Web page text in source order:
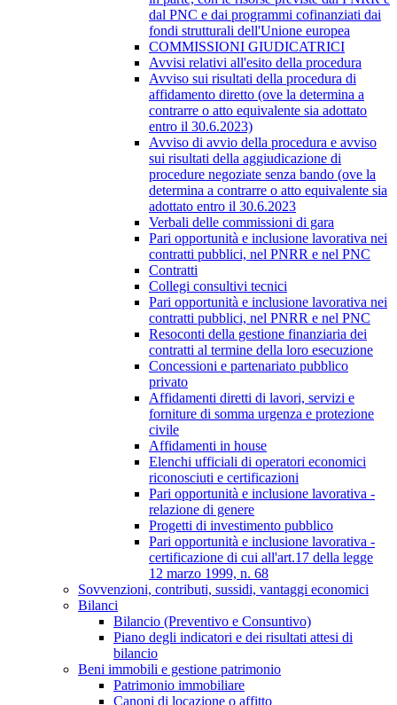
dal PNC e dai programmi cofinanziati dai
fondi strutturali dell'Unione europea
COMMISSIONI GIUDICATRICI
Avvisi relativi all'esito della procedura
Avviso sui risultati della procedura di
affidamento diretto (ove la determina a
contrarre o atto equivalente sia adottato
entro il 30.6.2023)
Avviso di avvio della procedura e avviso
sui risultati della aggiudicazione di
procedure negoziate senza bando (ove la
determina a contrarre o atto equivalente sia
adottato entro il 30.6.2023
Verbali delle commissioni di gara
Pari opportunità e inclusione lavorativa nei
contratti pubblici, nel PNRR e nel PNC
Contratti
Collegi consultivi tecnici
Pari opportunità e inclusione lavorativa nei
contratti pubblici, nel PNRR e nel PNC
Resoconti della gestione finanziaria dei
contratti al termine della loro esecuzione
Concessioni e partenariato pubblico
privato
Affidamenti diretti di lavori, servizi e
forniture di somma urgenza e protezione
civile
Affidamenti in house
Elenchi ufficiali di operatori economici
riconosciuti e certificazioni
Pari opportunità e inclusione lavorativa -
relazione di genere
Progetti di investimento pubblico
Pari opportunità e inclusione lavorativa -
certificazione di cui all'art.17 della legge
12 marzo 1999, n. 68
Sovvenzioni, contributi, sussidi, vantaggi economici
Bilanci
Bilancio (Preventivo e Consuntivo)
Piano degli indicatori e dei risultati attesi di
bilancio
Beni immobili e gestione patrimonio
Patrimonio immobiliare
Canoni di locazione o affitto